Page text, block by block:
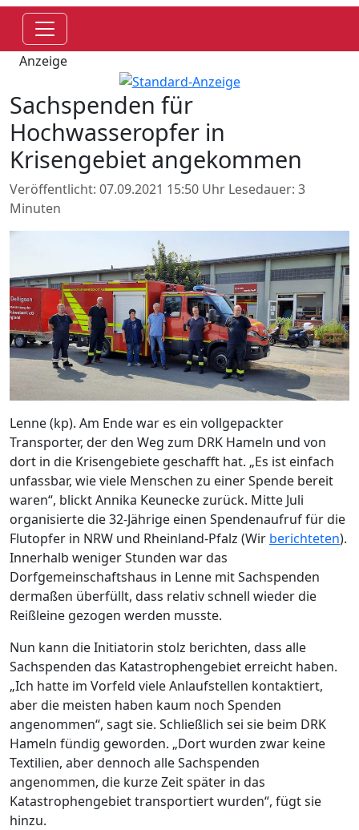
Anzeige
Sachspenden für
Hochwasseropfer in
Krisengebiet angekommen
Veröffentlicht: 07.09.2021 15:50 Uhr Lesedauer: 3
Minuten
Lenne (kp). Am Ende war es ein vollgepackter
Transporter, der den Weg zum DRK Hameln und von
dort in die Krisengebiete geschafft hat. „Es ist einfach
unfassbar, wie viele Menschen zu einer Spende bereit
waren“, blickt Annika Keunecke zurück. Mitte Juli
organisierte die 32-Jährige einen Spendenaufruf für die
Flutopfer in NRW und Rheinland-Pfalz (Wir berichteten).
Innerhalb weniger Stunden war das
Dorfgemeinschaftshaus in Lenne mit Sachspenden
dermaßen überfüllt, dass relativ schnell wieder die
Reißleine gezogen werden musste.
Nun kann die Initiatorin stolz berichten, dass alle
Sachspenden das Katastrophengebiet erreicht haben.
„Ich hatte im Vorfeld viele Anlaufstellen kontaktiert,
aber die meisten haben kaum noch Spenden
angenommen“, sagt sie. Schließlich sei sie beim DRK
Hameln fündig geworden. „Dort wurden zwar keine
Textilien, aber dennoch alle Sachspenden
angenommen, die kurze Zeit später in das
Katastrophengebiet transportiert wurden“, fügt sie
hinzu.